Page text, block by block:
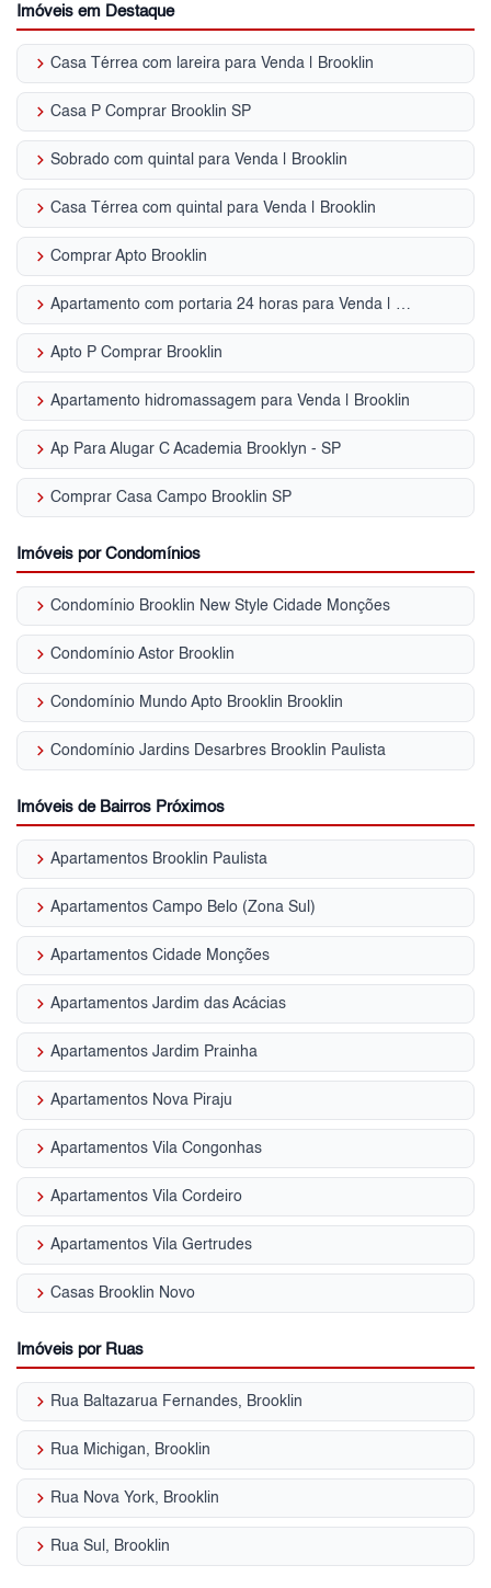
Imóveis em Destaque
keyboard_arrow_right Casa Térrea com lareira para Venda | Brooklin
keyboard_arrow_right Casa P Comprar Brooklin SP
keyboard_arrow_right Sobrado com quintal para Venda | Brooklin
keyboard_arrow_right Casa Térrea com quintal para Venda | Brooklin
keyboard_arrow_right Comprar Apto Brooklin
keyboard_arrow_right Apartamento com portaria 24 horas para Venda | Brooklin
keyboard_arrow_right Apto P Comprar Brooklin
keyboard_arrow_right Apartamento hidromassagem para Venda | Brooklin
keyboard_arrow_right Ap Para Alugar C Academia Brooklyn - SP
keyboard_arrow_right Comprar Casa Campo Brooklin SP
Imóveis por Condomínios
keyboard_arrow_right Condomínio Brooklin New Style Cidade Monções
keyboard_arrow_right Condomínio Astor Brooklin
keyboard_arrow_right Condomínio Mundo Apto Brooklin Brooklin
keyboard_arrow_right Condomínio Jardins Desarbres Brooklin Paulista
Imóveis de Bairros Próximos
keyboard_arrow_right Apartamentos Brooklin Paulista
keyboard_arrow_right Apartamentos Campo Belo (Zona Sul)
keyboard_arrow_right Apartamentos Cidade Monções
keyboard_arrow_right Apartamentos Jardim das Acácias
keyboard_arrow_right Apartamentos Jardim Prainha
keyboard_arrow_right Apartamentos Nova Piraju
keyboard_arrow_right Apartamentos Vila Congonhas
keyboard_arrow_right Apartamentos Vila Cordeiro
keyboard_arrow_right Apartamentos Vila Gertrudes
keyboard_arrow_right Casas Brooklin Novo
Imóveis por Ruas
keyboard_arrow_right Rua Baltazarua Fernandes, Brooklin
keyboard_arrow_right Rua Michigan, Brooklin
keyboard_arrow_right Rua Nova York, Brooklin
keyboard_arrow_right Rua Sul, Brooklin